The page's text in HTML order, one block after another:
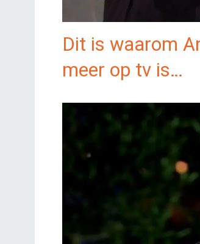
Dit is waarom
meer op tv is…